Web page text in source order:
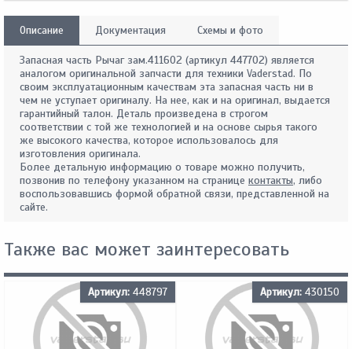
Описание Документация Схемы и фото
Запасная часть Рычаг зам.411602 (артикул 447702) является
аналогом оригинальной запчасти для техники Vaderstad. По
своим эксплуатационным качествам эта запасная часть ни в
чем не уступает оригиналу. На нее, как и на оригинал, выдается
гарантийный талон. Деталь произведена в строгом
соответствии с той же технологией и на основе сырья такого
же высокого качества, которое использовалось для
изготовления оригинала.
Более детальную информацию о товаре можно получить,
позвонив по телефону указанном на странице контакты, либо
воспользовавшись формой обратной связи, представленной на
сайте.
Также вас может заинтересовать
Артикул: 448797 Артикул: 430150